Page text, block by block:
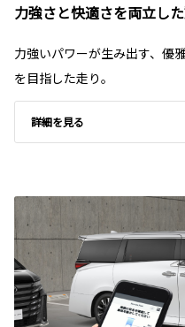
力強さと快適さを両立した
力強いパワーが生み出す、優
を目指した走り。
詳細を見る